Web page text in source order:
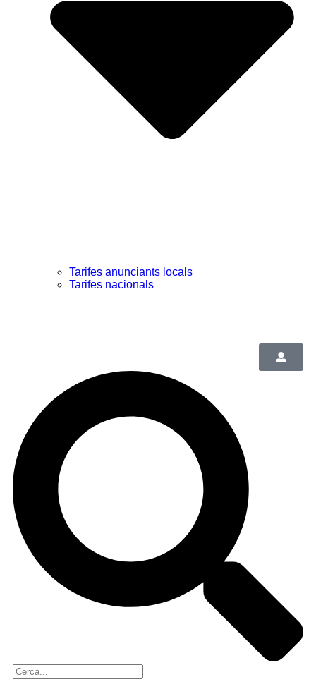
Tarifes anunciants locals
Tarifes nacionals